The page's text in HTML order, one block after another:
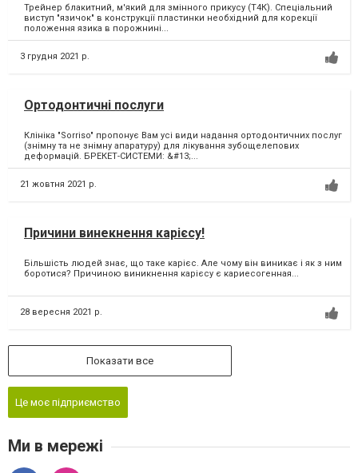
Трейнер блакитний, м'який для змінного прикусу (Т4К). Спеціальний
виступ "язичок" в конструкції пластинки необхідний для корекції
положення язика в порожнині...
3 грудня 2021 р.
Ортодонтичні послуги
Клініка "Sorriso" пропонує Вам усі види надання ортодонтичних послуг
(знімну та не знімну апаратуру) для лікування зубощелепових
деформацій. БРЕКЕТ-СИСТЕМИ: &#13;...
21 жовтня 2021 р.
Причини винекнення карієсу!
Більшість людей знає, що таке карієс. Але чому він виникає і як з ним
боротися? Причиною виникнення карієсу є кариесогенная...
28 вересня 2021 р.
Показати все
Це моє підприємство
Ми в мережі